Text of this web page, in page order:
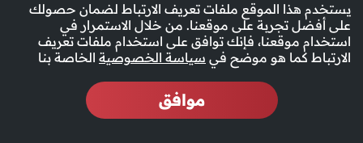
يستخدم هذا الموقع ملفات تعريف الارتباط لضمان حصولك
على أفضل تجربة على موقعنا. من خلال الاستمرار في
استخدام موقعنا، فإنك توافق على استخدام ملفات تعريف
الارتباط كما هو موضح في سياسة الخصوصية الخاصة بنا
موافق